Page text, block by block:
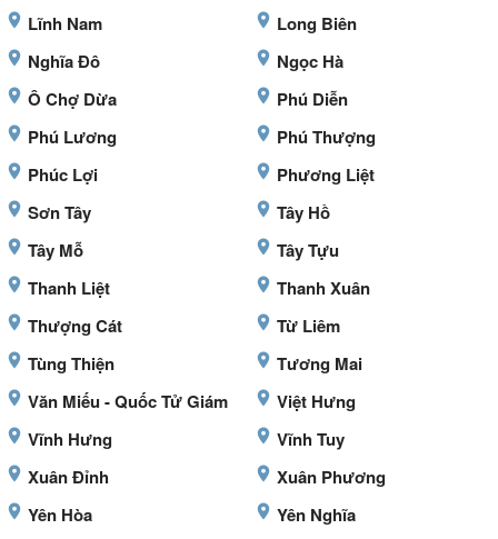
Lĩnh Nam
Long Biên
Nghĩa Đô
Ngọc Hà
Ô Chợ Dừa
Phú Diễn
Phú Lương
Phú Thượng
Phúc Lợi
Phương Liệt
Sơn Tây
Tây Hồ
Tây Mỗ
Tây Tựu
Thanh Liệt
Thanh Xuân
Thượng Cát
Từ Liêm
Tùng Thiện
Tương Mai
Văn Miếu - Quốc Tử Giám
Việt Hưng
Vĩnh Hưng
Vĩnh Tuy
Xuân Đỉnh
Xuân Phương
Yên Hòa
Yên Nghĩa